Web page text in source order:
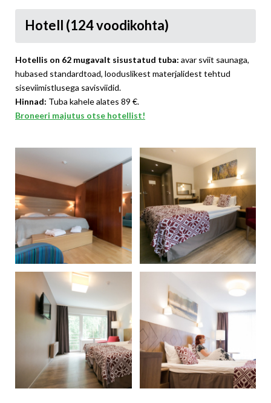
Hotell (124 voodikohta)
Hotellis on 62 mugavalt sisustatud tuba: avar sviit saunaga,
hubased standardtoad, looduslikest materjalidest tehtud
siseviimistlusega savisviidid.
Hinnad: Tuba kahele alates 89 €.
Broneeri majutus otse hotellist!